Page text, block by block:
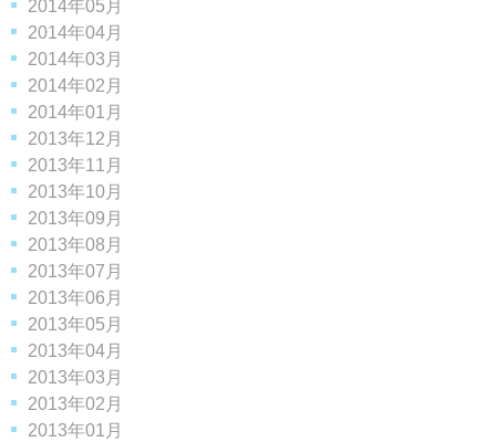
2014年05月
2014年04月
2014年03月
2014年02月
2014年01月
2013年12月
2013年11月
2013年10月
2013年09月
2013年08月
2013年07月
2013年06月
2013年05月
2013年04月
2013年03月
2013年02月
2013年01月